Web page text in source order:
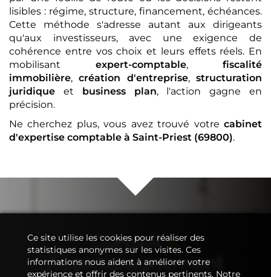
lisibles : régime, structure, financement, échéances.
Cette méthode s'adresse autant aux dirigeants
qu'aux investisseurs, avec une exigence de
cohérence entre vos choix et leurs effets réels. En
mobilisant expert-comptable, fiscalité
immobilière,création d'entreprise,structuration
juridique et business plan, l'action gagne en
précision.
Ne cherchez plus, vous avez trouvé votre cabinet
d'expertise comptable à Saint-Priest (69800).
Conseil&
Accompagnement
Ce site utilise les cookies pour réaliser des
statistiques anonymes sur les visites. Ces
informations nous aident à améliorer votre
expérience et offrir des contenus pertinents. Notre